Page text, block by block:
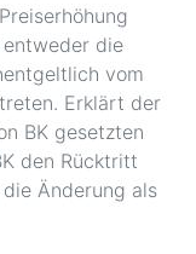
die
vom
Erklärt der
BK gesetzten
den Rücktritt
Änderung als